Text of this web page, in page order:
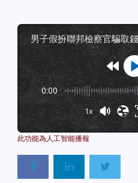
男子假扮聯邦檢察官騙取
0:00
1x